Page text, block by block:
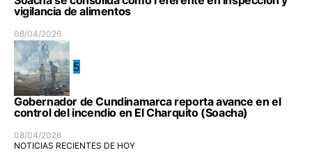
vigilancia de alimentos
08/04/2026
5
Gobernador de Cundinamarca reporta avance en el
control del incendio en El Charquito (Soacha)
08/04/2026
NOTICIAS RECIENTES DE HOY